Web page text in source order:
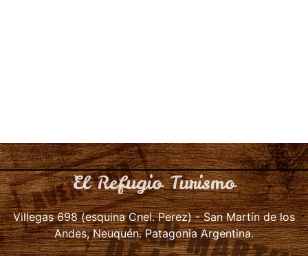
El Refugio Turismo
Villegas 698 (esquina Cnel. Perez) - San Martín de los
Andes, Neuquén. Patagonia Argentina.